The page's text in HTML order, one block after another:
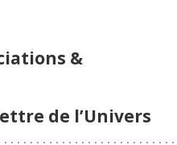
&
de l’Univers